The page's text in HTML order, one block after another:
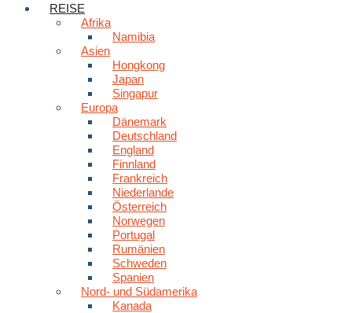
REISE
Afrika
Namibia
Asien
Hongkong
Japan
Singapur
Europa
Dänemark
Deutschland
England
Finnland
Frankreich
Niederlande
Österreich
Norwegen
Portugal
Rumänien
Schweden
Spanien
Nord- und Südamerika
Kanada